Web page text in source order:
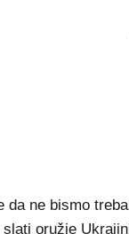
da ne bismo
oružje